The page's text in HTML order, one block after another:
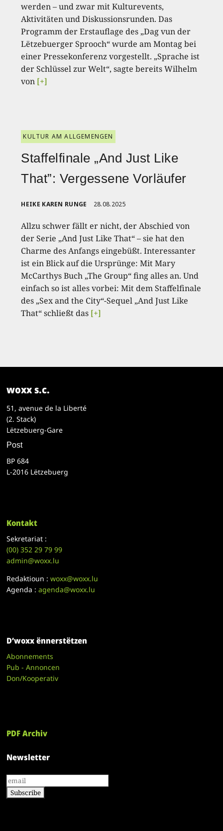
werden – und zwar mit Kulturevents,
Aktivitäten und Diskussionsrunden. Das
Programm der Erstauflage des „Dag vun der
Lëtzebuerger Sprooch“ wurde am Montag bei
einer Pressekonferenz vorgestellt. „Sprache ist
der Schlüssel zur Welt“, sagte bereits Wilhelm
von [+]
KULTUR AM ALLGEMENGEN
Staffelfinale „And Just Like
That”: Vergessene Vorläufer
HEIKE KAREN RUNGE 28.08.2025
Allzu schwer fällt er nicht, der Abschied von
der Serie „And Just Like That“ – sie hat den
Charme des Anfangs eingebüßt. Interessanter
ist ein Blick auf die Ursprünge: Mit Mary
McCarthys Buch „The Group“ fing alles an. Und
einfach so ist alles vorbei: Mit dem Staffelfinale
des „Sex and the City“-Sequel „And Just Like
That“ schließt das [+]
woxx s.c.
51, avenue de la Liberté
(2. Stack)
Lëtzebuerg-Gare
Post
BP 684
L-2016 Lëtzebuerg
Kontakt
Sekretariat :
(00)352 29 79 99
admin@woxx.lu
Redaktioun :woxx@woxx.lu
Agenda :agenda@woxx.lu
D’woxx ënnerstëtzen
Abonnements
Pub - Annoncen
Don/Kooperativ
PDF Archiv
Newsletter